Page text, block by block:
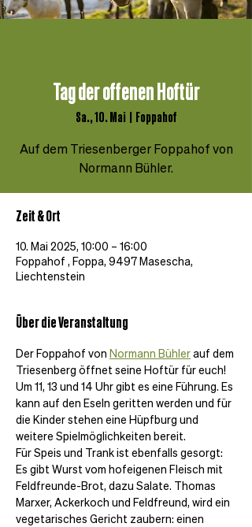
Tag der offenen Hoftür
Sa., 10. Mai
  |
Foppahof
Auf dem Triesenberger Foppahof von
Normann Bühler.
Zeit & Ort
10. Mai 2025, 10:00 – 16:00
Foppahof , Foppa, 9497 Masescha,
Liechtenstein
Über die Veranstaltung
Der Foppahof von Normann Bühler auf dem
Triesenberg öffnet seine Hoftür für euch!
Um 11, 13 und 14 Uhr gibt es eine Führung. Es
kann auf den Eseln geritten werden und für
die Kinder stehen eine Hüpfburg und
weitere Spielmöglichkeiten bereit.
Für Speis und Trank ist ebenfalls gesorgt:
Es gibt Wurst vom hofeigenen Fleisch mit
Feldfreunde-Brot, dazu Salate. Thomas
Marxer, Ackerkoch und Feldfreund, wird ein
vegetarisches Gericht zaubern: einen